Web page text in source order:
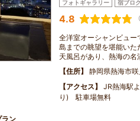
フォトギャラリー 宿ブロ
4.8
全洋室オーシャンビュ
島までの眺望を堪能い
天風呂があり、熱海の名
住所
静岡県熱海市咲
アクセス
JR熱海駅
り) 駐車場無料
ラン